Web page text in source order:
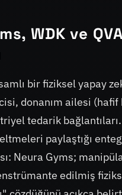
WDK ve
bir fiziksel yapay
donanım ailesi
tedarik
paylaştığı
Neura Gyms;
edilmiş